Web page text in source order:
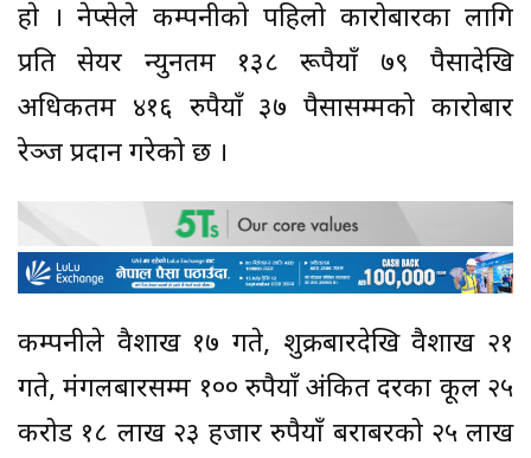
हाे । नेप्सेले कम्पनीकाे पहिलो कारोबारका लागि
प्रति सेयर न्युनतम १३८ रूपैयाँ ७९ पैसादेखि
अधिकतम ४१६ रुपैयाँ ३७ पैसासम्मको कारोबार
रेञ्ज प्रदान गरेको छ ।
कम्पनीले वैशाख १७ गते, शुक्रबारदेखि वैशाख २१
गते, मंगलबारसम्म १०० रुपैयाँ अंकित दरका कूल २५
करोड १८ लाख २३ हजार रुपैयाँ बराबरको २५ लाख